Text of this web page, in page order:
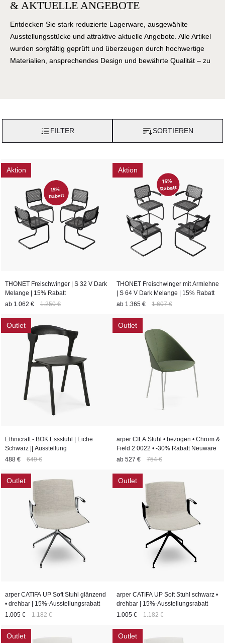
& AKTUELLE ANGEBOTE
Entdecken Sie stark reduzierte Lagerware, ausgewählte
Ausstellungsstücke und attraktive aktuelle Angebote. Alle Artikel
wurden sorgfältig geprüft und überzeugen durch hochwertige
Materialien, ansprechendes Design und bewährte Qualität – zu
FILTER SORTIEREN
Aktion
THONET Freischwinger | S 32 V Dark
Melange | 15% Rabatt
ab 1.062 € 1.250 €
Aktion
THONET Freischwinger mit Armlehne
| S 64 V Dark Melange | 15% Rabatt
ab 1.365 € 1.607 €
Outlet
Ethnicraft - BOK Essstuhl | Eiche
Schwarz || Ausstellung
488 €
649 €
Outlet
arper CILA Stuhl • bezogen • Chrom &
Field 2 0022 • -30% Rabatt Neuware
ab 527 € 754 €
Outlet
arper CATIFA UP Soft Stuhl glänzend
• drehbar | 15%-Ausstellungsrabatt
1.005 €
1.182 €
Outlet
arper CATIFA UP Soft Stuhl schwarz •
drehbar | 15%-Ausstellungsrabatt
1.005 €
1.182 €
Outlet Outlet